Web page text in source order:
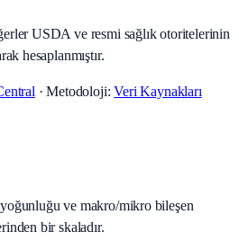
USDA ve resmi sağlık otoritelerinin
hesaplanmıştır.
· Metodoloji:Veri Kaynakları
ve makro/mikro bileşen
bir skaladır.